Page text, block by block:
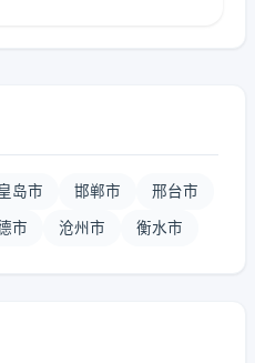
岛市 邯郸市 邢台市
市 沧州市 衡水市